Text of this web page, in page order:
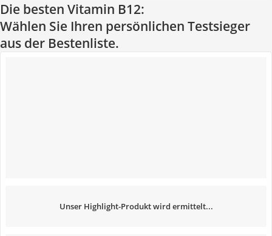
Die besten Vitamin B12:
Wählen Sie Ihren persönlichen Testsieger
aus der Bestenliste.
Unser Highlight-Produkt wird ermittelt...